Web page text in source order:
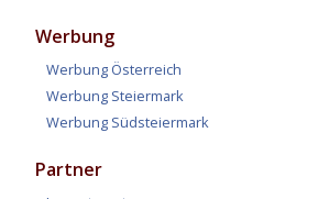
Werbung
Werbung Österreich
Werbung Steiermark
Werbung Südsteiermark
Partner